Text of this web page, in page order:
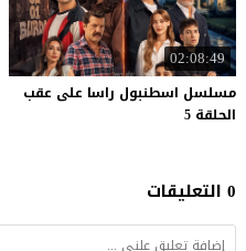
02:08:49
مسلسل اسطنبول راسا على عقب
الحلقة 5
0 التعليقات